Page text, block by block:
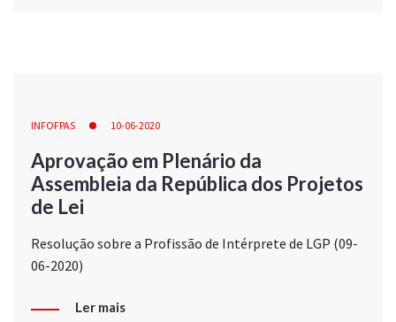
INFOFPAS 10-06-2020
Aprovação em Plenário da
Assembleia da República dos Projetos
de Lei
Resolução sobre a Profissão de Intérprete de LGP (09-
06-2020)
Ler mais